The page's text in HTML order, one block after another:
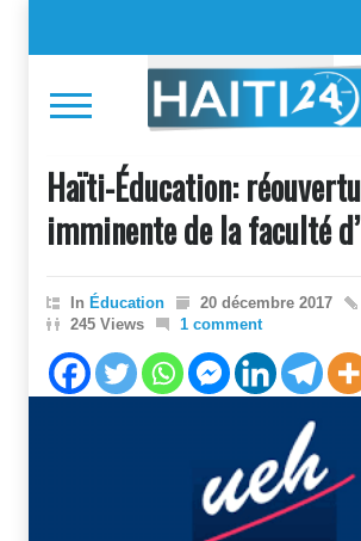
Haïti-Éducation:
imminente de la faculté
In Éducation 20 décembre 2017
245 Views
1 comment